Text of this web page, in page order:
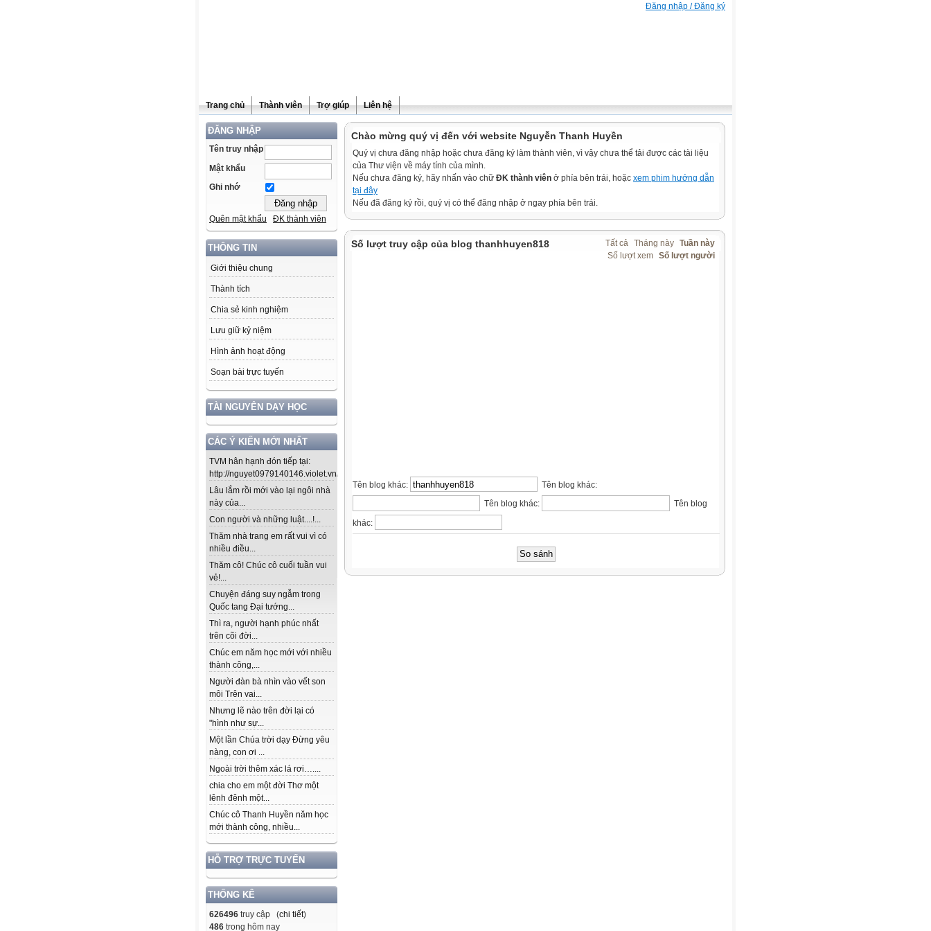
Đăng nhập / Đăng ký
Trang chủ Thành viên Trợ giúp Liên hệ
ĐĂNG NHẬP
Tên truy nhập
Mật khẩu
Ghi nhớ
Quên mật khẩu ĐK thành viên
THÔNG TIN
Giới thiệu chung
Thành tích
Chia sẻ kinh nghiệm
Lưu giữ kỷ niệm
Hình ảnh hoạt động
Soạn bài trực tuyến
TÀI NGUYÊN DẠY HỌC
CÁC Ý KIẾN MỚI NHẤT
TVM hân hạnh đón tiếp tại:
http://nguyet0979140146.violet.vn/...
Lâu lắm rồi mới vào lại ngôi nhà
này của...
Con người và những luật....!...
Thăm nhà trang em rất vui vì có
nhiều điều...
Thăm cô! Chúc cô cuối tuần vui
vẻ!...
Chuyện đáng suy ngẫm trong
Quốc tang Đại tướng...
Thì ra, người hạnh phúc nhất
trên cõi đời...
Chúc em năm học mới với nhiều
thành công,...
Người đàn bà nhìn vào vết son
môi Trên vai...
Nhưng lẽ nào trên đời lại có
"hình như sự...
Một lần Chúa trời dạy Đừng yêu
nàng, con ơi ...
Ngoài trời thêm xác lá rơi…....
chia cho em một đời Thơ một
lênh đênh một...
Chúc cô Thanh Huyền năm học
mới thành công, nhiều...
HỖ TRỢ TRỰC TUYẾN
THỐNG KÊ
626496 truy cập (chi tiết)
486 trong hôm nay
Chào mừng quý vị đến với website Nguyễn Thanh Huyền
Quý vị chưa đăng nhập hoặc chưa đăng ký làm thành viên, vì vậy chưa thể tải được các tài liệu
của Thư viện về máy tính của mình.
Nếu chưa đăng ký, hãy nhấn vào chữ ĐK thành viên ở phía bên trái, hoặc xem phim hướng dẫn
tại đây
Nếu đã đăng ký rồi, quý vị có thể đăng nhập ở ngay phía bên trái.
Tất cả Tháng này Tuần này
Số lượt xem Số lượt người
Số lượt truy cập của blog thanhhuyen818
Tên blog khác:
Tên blog khác:
Tên blog khác:
Tên blog
khác: